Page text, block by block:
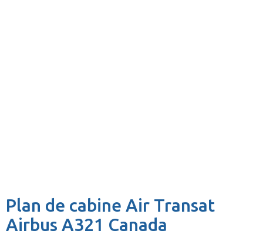
Plan de cabine Air Transat
Airbus A321 Canada